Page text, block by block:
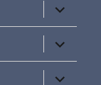
öffnen
öffnen